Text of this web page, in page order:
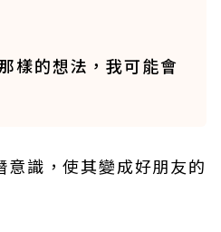
樣的想法，我可能會
意識，使其變成好朋友的